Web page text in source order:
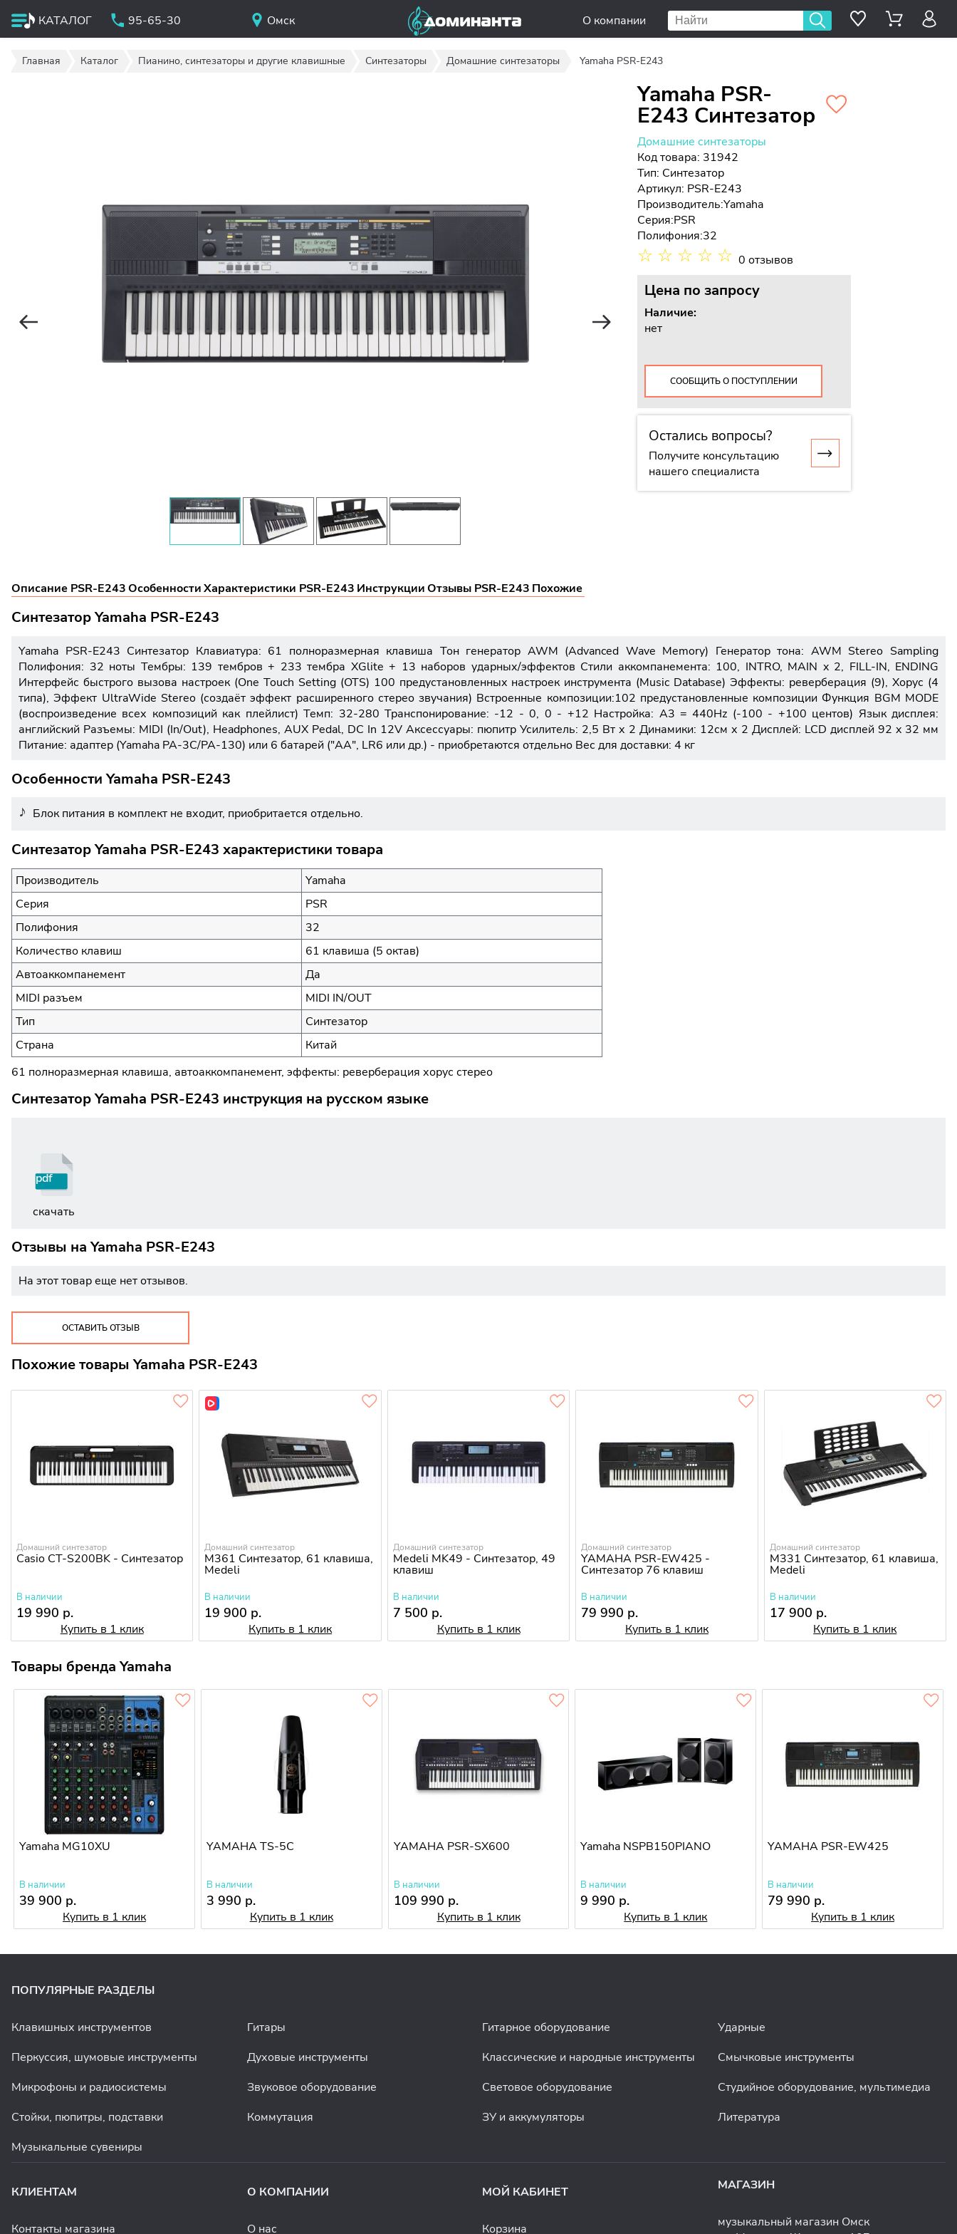
КАТАЛОГ 95-65-30 Омск О компании
Главная Каталог Пианино, синтезаторы и другие клавишные Синтезаторы Домашние синтезаторы Yamaha PSR-E243
Yamaha PSR-
E243 Синтезатор
Домашние синтезаторы
Код товара: 31942
Тип: Синтезатор
Артикул: PSR-E243
Производитель:Yamaha
Серия:PSR
Полифония:32
☆ ☆ ☆ ☆ ☆ 0 отзывов
Цена по запросу
Наличие:
нет
СООБЩИТЬ О ПОСТУПЛЕНИИ
Остались вопросы?
Получите консультацию
нашего специалиста
Описание PSR-E243ОсобенностиХарактеристики PSR-E243 ИнструкцииОтзывы PSR-E243 Похожие
Синтезатор Yamaha PSR-E243
Yamaha PSR-E243 Синтезатор Клавиатура: 61 полноразмерная клавиша Тон генератор AWM (Advanced Wave Memory) Генератор тона: AWM Stereo Sampling
Полифония: 32 ноты Тембры: 139 тембров + 233 тембра XGlite + 13 наборов ударных/эффектов Стили аккомпанемента: 100, INTRO, MAIN x 2, FILL-IN, ENDING
Интерфейс быстрого вызова настроек (One Touch Setting (OTS) 100 предустановленных настроек инструмента (Music Database) Эффекты: реверберация (9), Хорус (4
типа), Эффект UltraWide Stereo (создаёт эффект расширенного стерео звучания) Встроенные композиции:102 предустановленные композиции Функция BGM MODE
(воспроизведение всех композиций как плейлист) Темп: 32-280 Транспонирование: -12 - 0, 0 - +12 Настройка: A3 = 440Hz (-100 - +100 центов) Язык дисплея:
английский Разъемы: MIDI (In/Out), Headphones, AUX Pedal, DC In 12V Аксессуары: пюпитр Усилитель: 2,5 Вт х 2 Динамики: 12см х 2 Дисплей: LCD дисплей 92 x 32 мм
Питание: адаптер (Yamaha PA-3C/PA-130) или 6 батарей ("AA", LR6 или др.) - приобретаются отдельно Вес для доставки: 4 кг
Особенности Yamaha PSR-E243
Блок питания в комплект не входит, приобритается отдельно.
Синтезатор Yamaha PSR-E243 характеристики товара
Производитель
Yamaha
Серия
PSR
Полифония
32
Количество клавиш
61 клавиша (5 октав)
Автоаккомпанемент
Да
MIDI разъем
MIDI IN/OUT
Тип
Синтезатор
Страна
Китай
61 полноразмерная клавиша, автоаккомпанемент, эффекты: реверберация хорус стерео
Синтезатор Yamaha PSR-E243 инструкция на русском языке
pdf
скачать
Отзывы наYamaha PSR-E243
На этот товар еще нет отзывов.
ОСТАВИТЬ ОТЗЫВ
Похожие товары Yamaha PSR-E243
Домашний синтезатор
Casio CT-S200BK - Синтезатор
В наличии
19 990 р.
Купить в 1 клик
Домашний синтезатор
M361 Синтезатор, 61 клавиша,
Medeli
В наличии
19 900 р.
Купить в 1 клик
Домашний синтезатор
Medeli MK49 - Синтезатор, 49
клавиш
В наличии
7 500 р.
Купить в 1 клик
Домашний синтезатор
YAMAHA PSR-EW425 -
Синтезатор 76 клавиш
В наличии
79 990 р.
Купить в 1 клик
Домашний синтезатор
M331 Синтезатор, 61 клавиша,
Medeli
В наличии
17 900 р.
Купить в 1 клик
Товары бренда Yamaha
Yamaha MG10XU
В наличии
39 900 р.
Купить в 1 клик
YAMAHA TS-5C
В наличии
3 990 р.
Купить в 1 клик
YAMAHA PSR-SX600
В наличии
109 990 р.
Купить в 1 клик
Yamaha NSPB150PIANO
В наличии
9 990 р.
Купить в 1 клик
YAMAHA PSR-EW425
В наличии
79 990 р.
Купить в 1 клик
ПОПУЛЯРНЫЕ РАЗДЕЛЫ
Клавишных инструментов Гитары Гитарное оборудование
Ударные
Перкуссия, шумовые инструменты
Духовые инструменты Классические и народные инструменты
Смычковые инструменты
Микрофоны и радиосистемы
Звуковое оборудование Световое оборудование
Студийное оборудование, мультимедиа
Стойки, пюпитры, подставки
Коммутация ЗУ и аккумуляторы
Литература
Музыкальные сувениры
КЛИЕНТАМ
Контакты магазина
О КОМПАНИИ
О нас
МОЙ КАБИНЕТ
Корзина
МАГАЗИН
музыкальный магазин Омск